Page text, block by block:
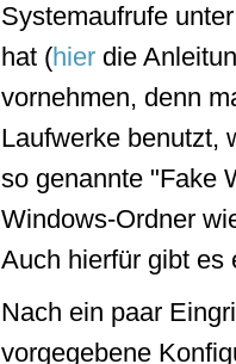
Systemaufrufe
hat (hier die
vornehmen, denn
Laufwerke benutzt,
so genannte "Fake
Windows-Ordner
Auch hierfür gibt
Nach ein paar
vorgegebene